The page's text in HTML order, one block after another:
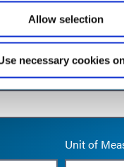
Allow selection
necessary cookies
Unit of